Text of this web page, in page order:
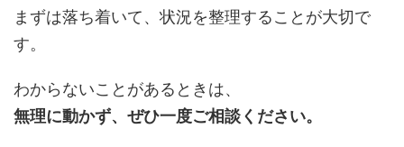
まずは落ち着いて、状況を整理することが大切で
す。
わからないことがあるときは、
無理に動かず、ぜひ一度ご相談ください。